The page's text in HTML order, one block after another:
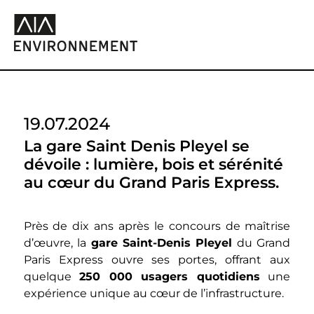
19.07.2024
La gare Saint Denis Pleyel se
dévoile : lumière, bois et sérénité
au cœur du Grand Paris Express.
Près de dix ans après le concours de maîtrise
d’œuvre, la gare Saint-Denis Pleyel du Grand
Paris Express ouvre ses portes, offrant aux
quelque250 000 usagers quotidiens une
expérience unique au cœur de l’infrastructure.